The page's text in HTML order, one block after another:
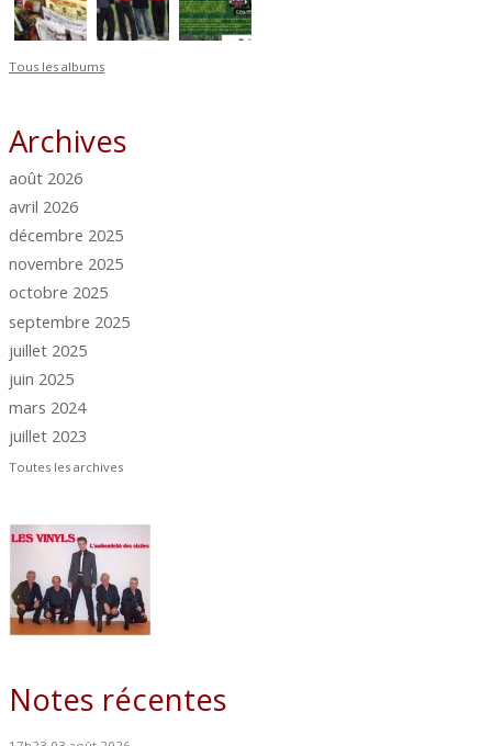
Tous les albums
Archives
août 2026
avril 2026
décembre 2025
novembre 2025
octobre 2025
septembre 2025
juillet 2025
juin 2025
mars 2024
juillet 2023
Toutes les archives
Notes récentes